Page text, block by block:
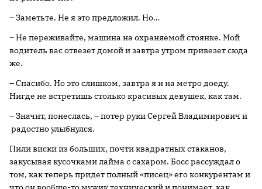
– Заметьте. Не я это предложил. Но…
– Не переживайте, машина на охраняемой стоянке. Мой
водитель вас отвезет домой и завтра утром привезет сюда
же.
– Спасибо. Но это слишком, завтра я и на метро доеду.
Нигде не встретишь столько красивых девушек, как там.
– Значит, понеслась, – потер руки Сергей Владимирович и
радостно улыбнулся.
Пили виски из больших, почти квадратных стаканов,
закусывая кусочками лайма с сахаром. Босс рассуждал о
том, как теперь придет полный «писец» его конкурентам и